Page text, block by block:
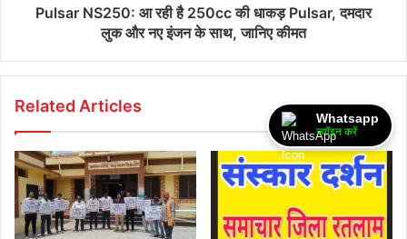
Pulsar NS250: आ रही है 250cc की धाकड़ Pulsar, दमदार
लुक और नए इंजन के साथ, जानिए कीमत
Related Articles
Whatsapp
ज्वॉइन करें